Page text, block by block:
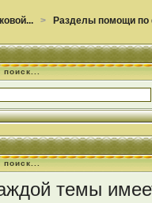
> Разделы помощи
темы